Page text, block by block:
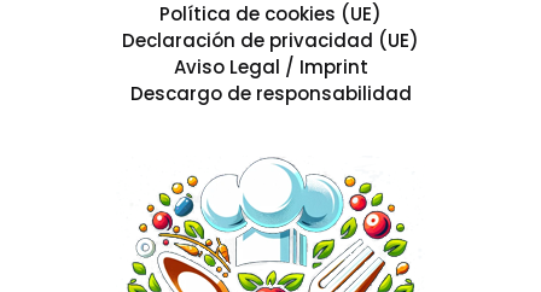
Política de cookies (UE)
Declaración de privacidad (UE)
Aviso Legal / Imprint
Descargo de responsabilidad